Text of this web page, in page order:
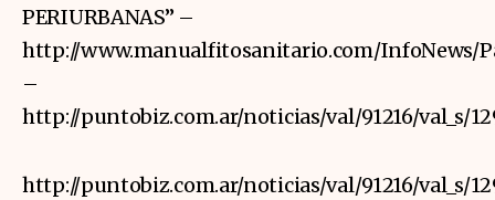
PERIURBANAS” –
http://www.manualfitosanitario.com/InfoNews/
–
http://puntobiz.com.ar/noticias/val/91216/val_s/
http://puntobiz.com.ar/noticias/val/91216/val_s/